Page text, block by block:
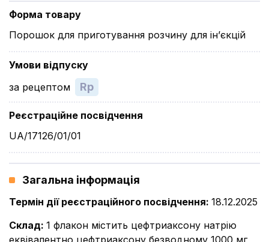
Форма товару
Порошок для приготування розчину для ін’єкцій
Умови відпуску
за рецептом
Rp
Реєстраційне посвідчення
UA/17126/01/01
Загальна інформація
Термін дії реєстраційного посвідчення: 18.12.2025
Склад: 1 флакон містить цефтриаксону натрію
еквівалентно цефтриаксону безводному 1000 мг